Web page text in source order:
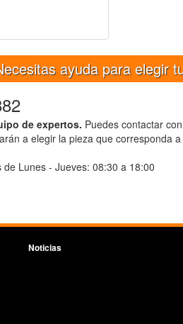
ayuda para elegir
de expertos. Puedes contactar con
a elegir la pieza que corresponda a
Lunes - Jueves: 08:30 a 18:00
Noticias